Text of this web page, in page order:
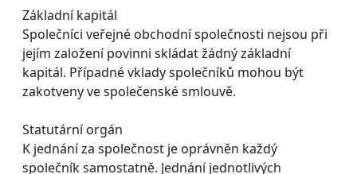
Základní kapitál
Společníci veřejné obchodní společnosti nejsou při
jejím založení povinni skládat žádný základní
kapitál. Případné vklady společníků mohou být
zakotveny ve společenské smlouvě.
Statutární orgán
K jednání za společnost je oprávněn každý
společník samostatně. Jednání jednotlivých